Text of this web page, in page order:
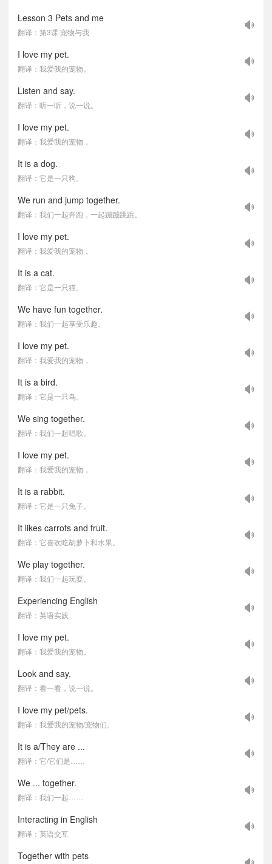
Lesson 3 Pets and me
翻译：第3课 宠物与我
I love my pet.
翻译：我爱我的宠物。
Listen and say.
翻译：听一听，说一说。
I love my pet.
翻译：我爱我的宠物，
It is a dog.
翻译：它是一只狗。
We run and jump together.
翻译：我们一起奔跑，一起蹦蹦跳跳。
I love my pet.
翻译：我爱我的宠物，
It is a cat.
翻译：它是一只猫。
We have fun together.
翻译：我们一起享受乐趣。
I love my pet.
翻译：我爱我的宠物，
It is a bird.
翻译：它是一只鸟。
We sing together.
翻译：我们一起唱歌。
I love my pet.
翻译：我爱我的宠物，
It is a rabbit.
翻译：它是一只兔子。
It likes carrots and fruit.
翻译：它喜欢吃胡萝卜和水果。
We play together.
翻译：我们一起玩耍。
Experiencing English
翻译：英语实践
I love my pet.
翻译：我爱我的宠物。
Look and say.
翻译：看一看，说一说。
I love my pet/pets.
翻译：我爱我的宠物/宠物们。
It is a/They are ...
翻译：它/它们是……
We ... together.
翻译：我们一起……
Interacting in English
翻译：英语交互
Together with pets